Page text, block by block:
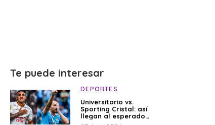
Te puede interesar
DEPORTES
Universitario vs.
Sporting Cristal: así
llegan al esperado
duelo